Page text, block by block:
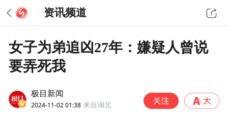
资讯频道
女子为弟追凶27年：嫌疑人曾说
要弄死我
极目新闻
2024-11-02 01:38 来自湖北